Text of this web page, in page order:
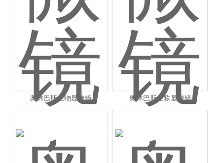
奥林巴斯生物显微镜 奥林巴斯生物显微镜